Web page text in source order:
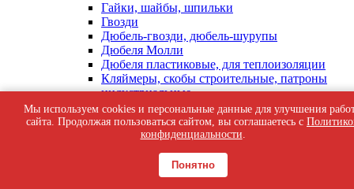
Гайки, шайбы, шпильки
Гвозди
Дюбель-гвозди, дюбель-шурупы
Дюбеля Молли
Дюбеля пластиковые, для теплоизоляции
Кляймеры, скобы строительные, патроны
индустриальные
Перфорированный крепеж
Саморезы кровельные
Саморезы оконные, по бетону
Саморезы черные
Мы используем cookies и персональные данные для улучшения
сайта. Продолжая пользоваться сайтом, вы соглашаетесь с
конфиденциальности.
Понятно